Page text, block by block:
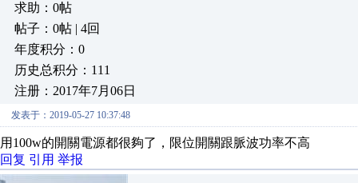
求助：0帖
帖子：0帖 | 4回
年度积分：0
历史总积分：111
注册：2017年7月06日
发表于：2019-05-27 10:37:48
用100w的開關電源都很夠了，限位開關跟脈波功率不高
回复 引用 举报